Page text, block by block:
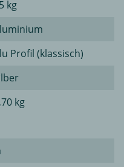
kg
Profil (klassisch)
kg